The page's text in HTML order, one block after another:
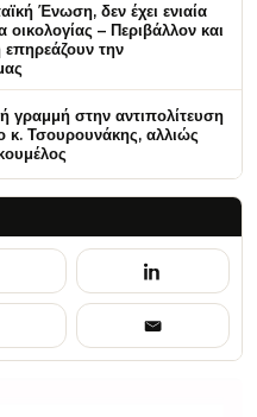
Ένωση, δεν έχει ενιαία
– Περιβάλλον και
επηρεάζουν την
γραμμή στην αντιπολίτευση
κ. Τσουρουνάκης, αλλιώς